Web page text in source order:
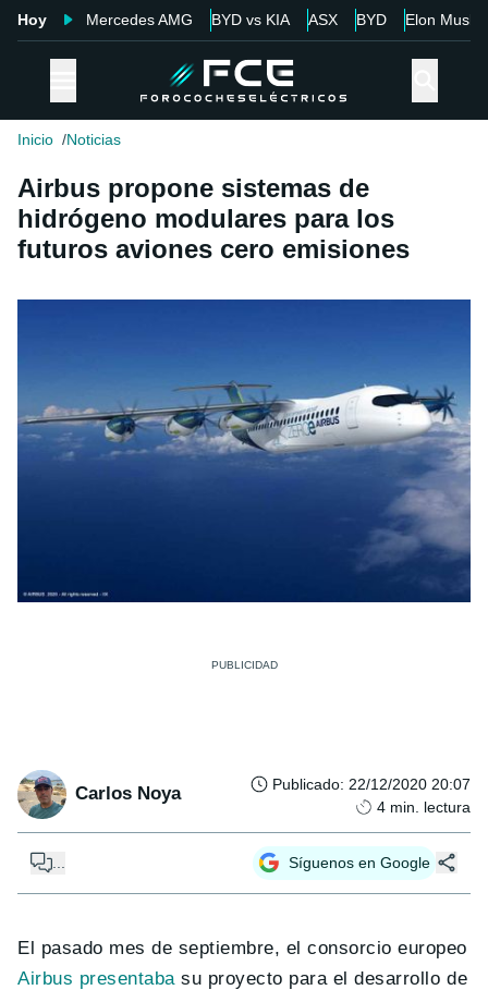
Hoy Mercedes AMG BYD vs KIA ASX BYD Elon Musk
Inicio Noticias
Airbus propone sistemas de
hidrógeno modulares para los
futuros aviones cero emisiones
Carlos Noya Publicado: 22/12/2020 20:07
4 min. lectura
Síguenos en Google
El pasado mes de septiembre, el consorcio europeo
Airbus presentaba su proyecto para el desarrollo de